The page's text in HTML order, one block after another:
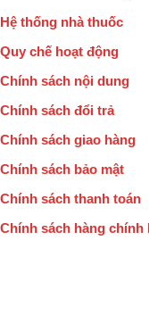
Hệ thống nhà thuốc
Quy chế hoạt động
Chính sách nội dung
Chính sách đổi trả
Chính sách giao hàng
Chính sách bảo mật
Chính sách thanh toán
Chính sách hàng chính